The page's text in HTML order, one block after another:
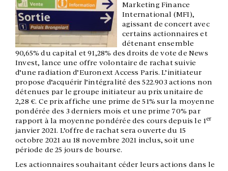
Marketing Finance
International (MFI),
agissant de concert avec
certains actionnaires et
détenant ensemble
90,65% du capital et 91,28% des droits de vote de News
Invest, lance une offre volontaire de rachat suivie
d’une radiation d’Euronext Access Paris. L’initiateur
propose d’acquérir l’intégralité des 522.903 actions non
détenues par le groupe initiateur au prix unitaire de
2,28 €. Ce prix affiche une prime de 51% sur la moyenne
pondérée des 3 derniers mois et une prime 70% par
rapport à la moyenne pondérée des cours depuis le 1er
janvier 2021. L’offre de rachat sera ouverte du 15
octobre 2021 au 18 novembre 2021 inclus, soit une
période de 25 jours de bourse.
Les actionnaires souhaitant céder leurs actions dans le